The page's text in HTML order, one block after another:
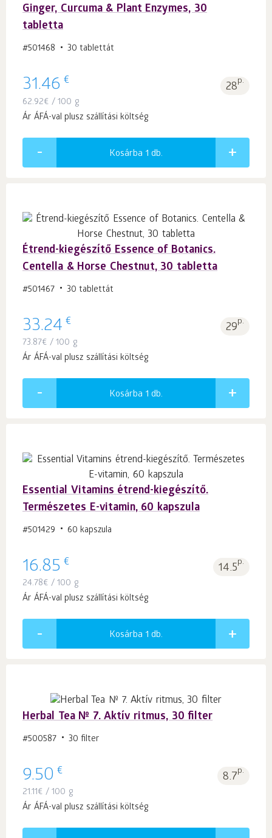
Ginger, Curcuma & Plant Enzymes, 30
tabletta
#501468 30 tablettát
31.46 € 28p.
62.92€ / 100 g
Ár ÁFÁ-val plusz szállítási költség
Kosárba 1 db.
Étrend-kiegészítő Essence of Botanics.
Centella & Horse Chestnut, 30 tabletta
#501467 30 tablettát
33.24 € 29p.
73.87€ / 100 g
Ár ÁFÁ-val plusz szállítási költség
Kosárba 1 db.
Essential Vitamins étrend-kiegészítő.
Természetes E-vitamin, 60 kapszula
#501429 60 kapszula
16.85 € 14.5p.
24.78€ / 100 g
Ár ÁFÁ-val plusz szállítási költség
Kosárba 1 db.
Herbal Tea № 7. Aktív ritmus, 30 filter
#500587 30 filter
9.50 € 8.7p.
21.11€ / 100 g
Ár ÁFÁ-val plusz szállítási költség